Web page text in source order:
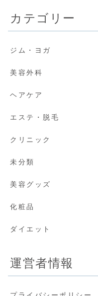
カテゴリー
ジム・ヨガ
美容外科
ヘアケア
エステ・脱毛
クリニック
未分類
美容グッズ
化粧品
ダイエット
運営者情報